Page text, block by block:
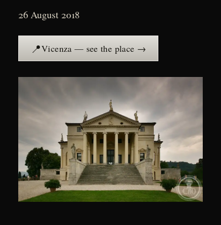
26 August 2018
📍Vicenza — see the place →